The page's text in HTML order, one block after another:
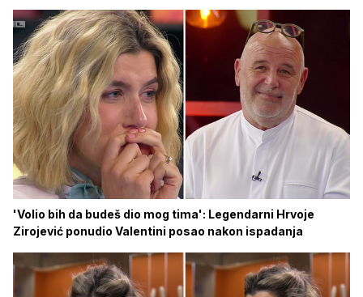
'Volio bih da budeš dio mog tima': Legendarni Hrvoje
Zirojević ponudio Valentini posao nakon ispadanja